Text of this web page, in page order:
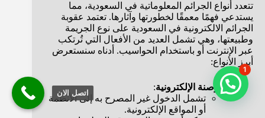
تتعدد أنواع الجرائم المعلوماتية في السعودية، مما
يستدعي فهمًا معمقًا لخطورتها وآثارها. تعتمد عقوبة
الجرائم الالكترونية في السعودية على نوع الجريمة
وطبيعتها، وهي تشمل العديد من الأفعال التي تُرتكب
عبر الإنترنت أو باستخدام الحواسيب. أدناه سنستعرض
أبرز الأنواع:
القرصنة الإلكترونية:
تشمل الدخول غير المصرح به إلى الأنظمة
أو المواقع الإلكترونية.
1
اتصل الان